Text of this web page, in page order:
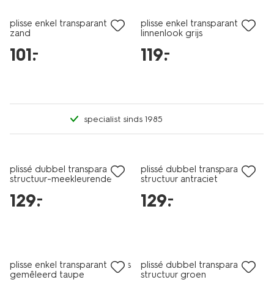
plisse enkel transparant uni
zand
101.
–
plisse enkel transparant
linnenlook grijs
119.
–
specialist sinds 1985
plissé dubbel transparant
structuur-meekleurende
129.
–
plissé dubbel transparant
structuur antraciet
129.
–
plisse enkel transparant glans
gemêleerd taupe
plissé dubbel transparant
structuur groen